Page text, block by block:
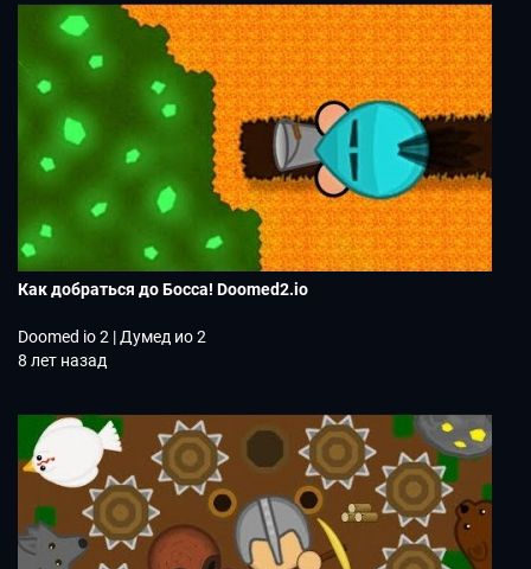
Как добраться до Босса! Doomed2.io
Doomed io 2 | Думед ио 2
8 лет назад